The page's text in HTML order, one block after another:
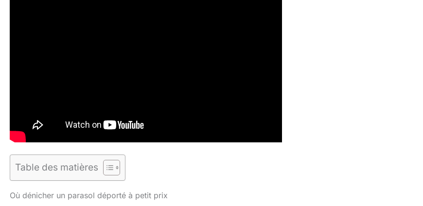
Table des matières
Où dénicher un parasol déporté à petit prix